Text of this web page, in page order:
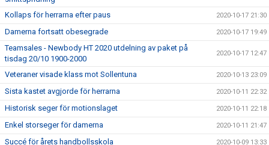
Kollaps för herrarna efter paus
2020-10-17 21:30
Damerna fortsatt obesegrade 2020-10-17 19:49
Teamsales - Newbody HT 2020 utdelning av paket på
tisdag 20/10 1900-2000
2020-10-17 12:47
Veteraner visade klass mot Sollentuna 2020-10-13 23:09
Sista kastet avgjorde för herrarna 2020-10-11 22:32
Historisk seger för motionslaget 2020-10-11 22:18
Enkel storseger för damerna 2020-10-11 21:47
Succé för årets handbollsskola 2020-10-09 13:33